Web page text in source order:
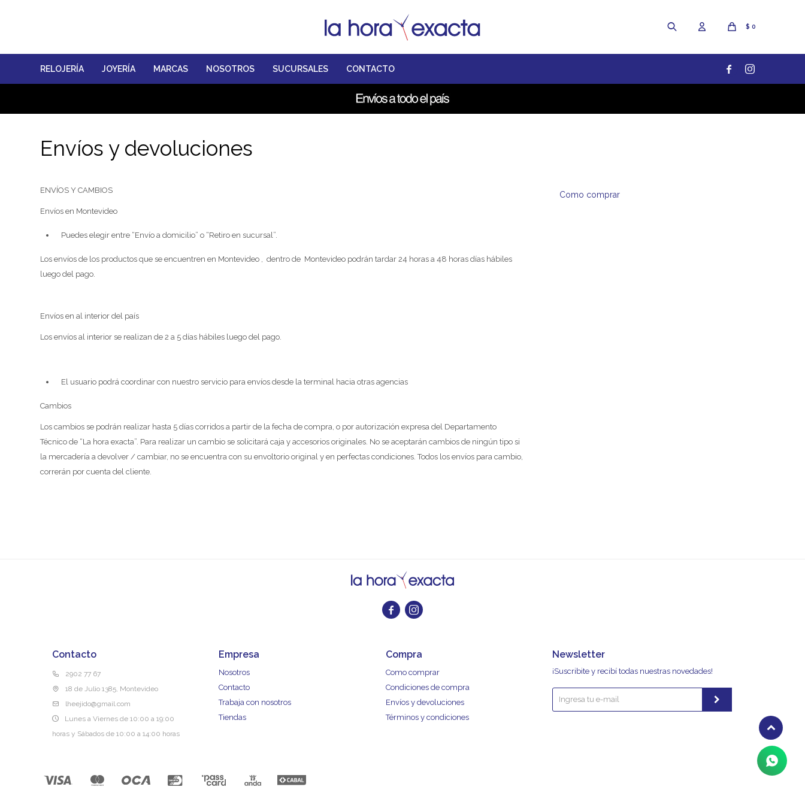
RELOJERÍA JOYERÍA MARCAS NOSOTROS SUCURSALES CONTACTO
$ 0
 
Envíos y devoluciones
ENVÍOS Y CAMBIOS
Envíos en Montevideo
Puedes elegir entre “Envío a domicilio” o “Retiro en sucursal”.
Los envíos de los productos que se encuentren en Montevideo , dentro de Montevideo podrán tardar 24 horas a 48 horas días hábiles
luego del pago.
Envíos en al interior del país
Los envíos al interior se realizan de 2 a 5 días hábiles luego del pago.
El usuario podrá coordinar con nuestro servicio para envíos desde la terminal hacia otras agencias
Cambios
Los cambios se podrán realizar hasta 5 días corridos a partir de la fecha de compra, o por autorización expresa del Departamento
Técnico de “La hora exacta”. Para realizar un cambio se solicitará caja y accesorios originales. No se aceptarán cambios de ningún tipo si
la mercadería a devolver / cambiar, no se encuentra con su envoltorio original y en perfectas condiciones. Todos los envíos para cambio,
correrán por cuenta del cliente.
Como comprar
 
Contacto
2902 77 67
18 de Julio 1385, Montevideo
lheejido@gmail.com
Lunes a Viernes de 10:00 a 19:00
horas y Sábados de 10:00 a 14:00 horas
Empresa
Nosotros
Contacto
Trabaja con nosotros
Tiendas
Compra
Como comprar
Condiciones de compra
Envíos y devoluciones
Términos y condiciones
Newsletter
¡Suscribite y recibí todas nuestras novedades!